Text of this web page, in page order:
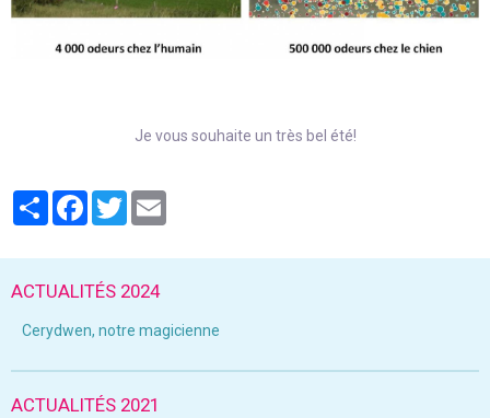
Je vous souhaite un très bel été!
PartagerFacebook
Twitter
ACTUALITÉS 2024
Cerydwen, notre magicienne
ACTUALITÉS 2021